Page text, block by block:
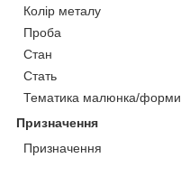
Колір металу
Проба
Стан
Стать
Тематика малюнка/форми
Призначення
Призначення